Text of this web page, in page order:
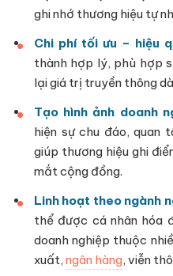
ghi nhớ thương hiệu tự
Chi phí tối ưu – hiệu
thành hợp lý, phù hợp
lại giá trị truyền thông
Tạo hình ảnh doanh
hiện sự chu đáo, quan
giúp thương hiệu ghi
mắt cộng đồng.
Linh hoạt theo ngành
thể được cá nhân hóa
doanh nghiệp thuộc
xuất, ngân hàng, viễn